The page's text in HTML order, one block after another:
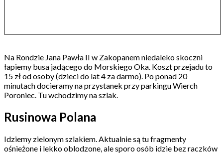
Na Rondzie Jana Pawła II w Zakopanem niedaleko skoczni
łapiemy busa jadącego do Morskiego Oka. Koszt przejadu to
15 zł od osoby (dzieci do lat 4 za darmo). Po ponad 20
minutach docieramy na przystanek przy parkingu Wierch
Poroniec. Tu wchodzimy na szlak.
Rusinowa Polana
Idziemy zielonym szlakiem. Aktualnie są tu fragmenty
ośnieżone i lekko oblodzone, ale sporo osób idzie bez raczków